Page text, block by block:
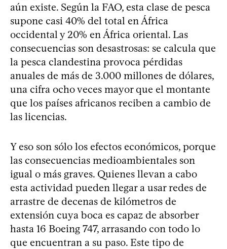
aún existe. Según la FAO, esta clase de pesca
supone casi 40% del total en África
occidental y 20% en África oriental. Las
consecuencias son desastrosas: se calcula que
la pesca clandestina provoca pérdidas
anuales de más de 3.000 millones de dólares,
una cifra ocho veces mayor que el montante
que los países africanos reciben a cambio de
las licencias.
Y eso son sólo los efectos económicos, porque
las consecuencias medioambientales son
igual o más graves. Quienes llevan a cabo
esta actividad pueden llegar a usar redes de
arrastre de decenas de kilómetros de
extensión cuya boca es capaz de absorber
hasta 16 Boeing 747, arrasando con todo lo
que encuentran a su paso. Este tipo de